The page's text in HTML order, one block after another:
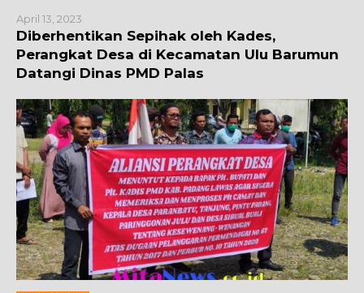
April 13, 2023
Diberhentikan Sepihak oleh Kades,
Perangkat Desa di Kecamatan Ulu Barumun
Datangi Dinas PMD Palas